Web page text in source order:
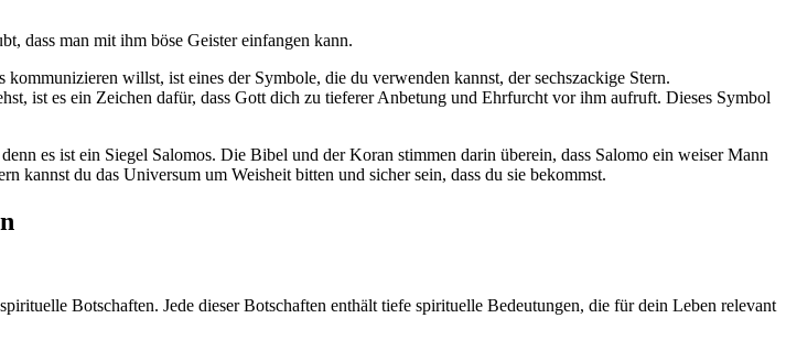
dass man mit ihm böse Geister einfangen kann.
willst, ist eines der Symbole, die du verwenden kannst, der sechszackige Stern.
ist es ein Zeichen dafür, dass Gott dich zu tieferer Anbetung und Ehrfurcht vor ihm aufruft. Dieses Symbol
es ist ein Siegel Salomos. Die Bibel und der Koran stimmen darin überein, dass Salomo ein weiser Mann
kannst du das Universum um Weisheit bitten und sicher sein, dass du sie bekommst.
Botschaften. Jede dieser Botschaften enthält tiefe spirituelle Bedeutungen, die für dein Leben relevant